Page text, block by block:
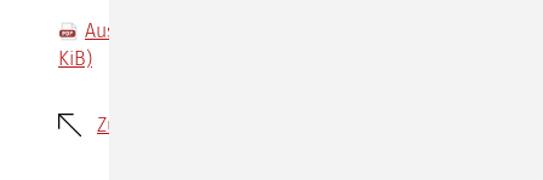
Ausschreibung Nachwuchsprogramm.pdf
KiB)
Zurück